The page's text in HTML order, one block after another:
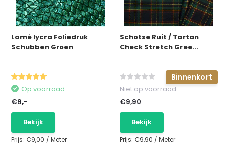
Lamé lycra Foliedruk
Schubben Groen
Op voorraad
€9,-
Bekijk
Prijs:€9,00 /Meter
Schotse Ruit / Tartan
Check Stretch Gree...
Binnenkort
Niet op voorraad
€9,90
Bekijk
Prijs: €9,90 / Meter